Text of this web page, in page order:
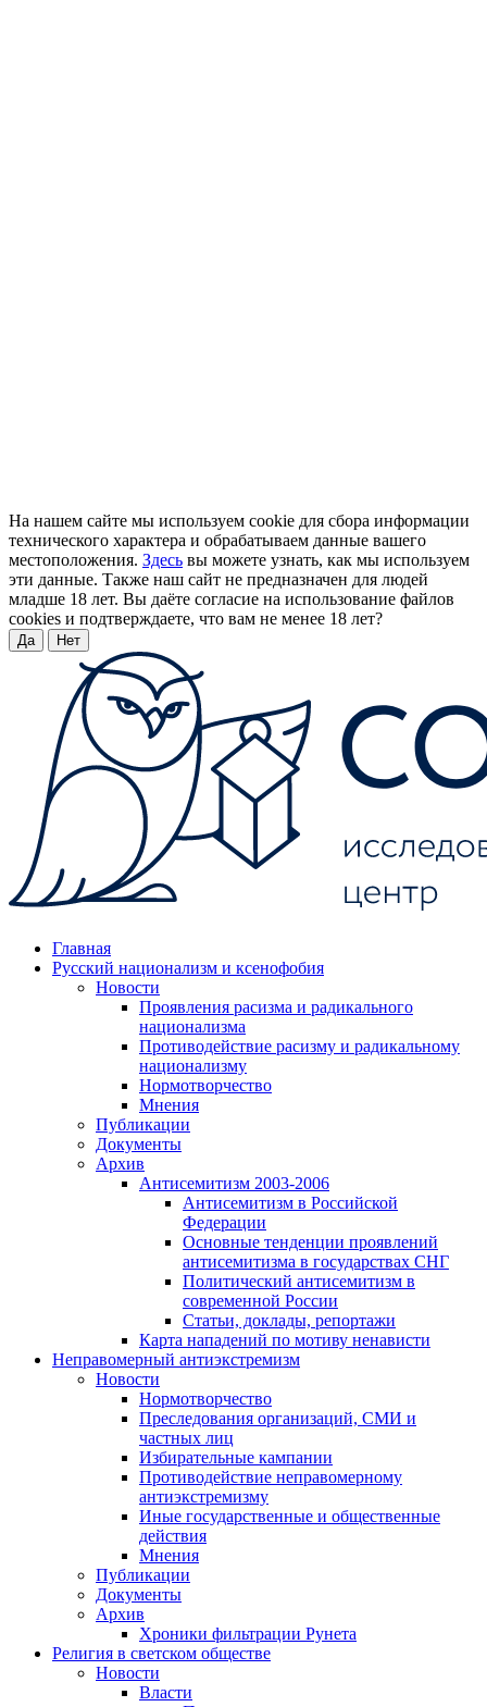
На нашем сайте мы используем cookie для сбора информации
технического характера и обрабатываем данные вашего
местоположения. Здесь вы можете узнать, как мы используем
эти данные. Также наш сайт не предназначен для людей
младше 18 лет. Вы даёте согласие на использование файлов
cookies и подтверждаете, что вам не менее 18 лет?
Да Нет
Главная
Русский национализм и ксенофобия
Новости
Проявления расизма и радикального
национализма
Противодействие расизму и радикальному
национализму
Нормотворчество
Мнения
Публикации
Документы
Архив
Антисемитизм 2003-2006
Антисемитизм в Российской
Федерации
Основные тенденции проявлений
антисемитизма в государствах СНГ
Политический антисемитизм в
современной России
Статьи, доклады, репортажи
Карта нападений по мотиву ненависти
Неправомерный антиэкстремизм
Новости
Нормотворчество
Преследования организаций, СМИ и
частных лиц
Избирательные кампании
Противодействие неправомерному
антиэкстремизму
Иные государственные и общественные
действия
Мнения
Публикации
Документы
Архив
Хроники фильтрации Рунета
Религия в светском обществе
Новости
Власти